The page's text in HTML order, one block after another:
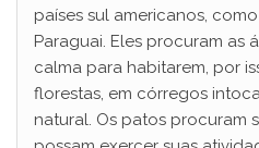
países sul americanos,
Paraguai. Eles procuram as
calma para habitarem, por
florestas, em córregos
natural. Os patos procuram